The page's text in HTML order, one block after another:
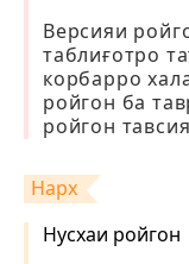
Версияи
таблиғотро
корбарро
ройгон ба
ройгон
Нарх
Нусхаи ройгон